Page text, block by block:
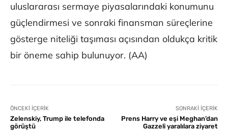
uluslararası sermaye piyasalarındaki konumunu
güçlendirmesi ve sonraki finansman süreçlerine
gösterge niteliği taşıması açısından oldukça kritik
bir öneme sahip bulunuyor. (AA)
ÖNCEKI İÇERIK
Zelenskiy, Trump ile telefonda
görüştü
SONRAKI İÇERIK
Prens Harry ve eşi Meghan’dan
Gazzeli yaralılara ziyaret